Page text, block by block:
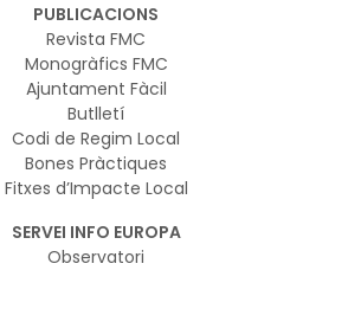
PUBLICACIONS
Revista FMC
Monogràfics FMC
Ajuntament Fàcil
Butlletí
Codi de Regim Local
Bones Pràctiques
Fitxes d’Impacte Local
SERVEI INFO EUROPA
Observatori